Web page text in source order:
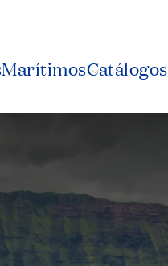
MarítimosCatálogos